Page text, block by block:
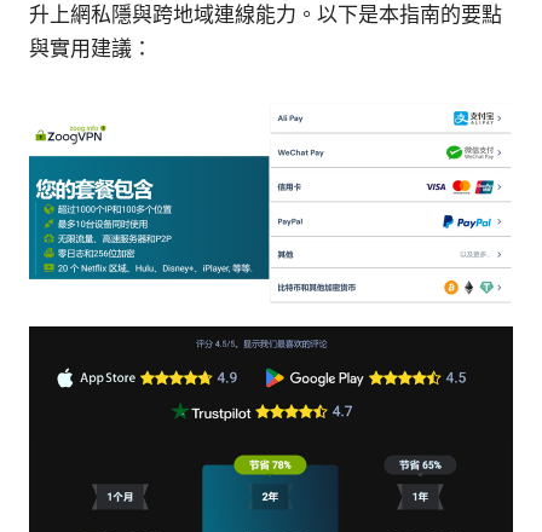
升上網私隱與跨地域連線能力。以下是本指南的要點
與實用建議：